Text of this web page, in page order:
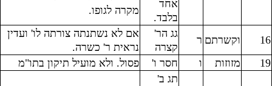
אחד
בלבד.
מקרה לגופו.
16 וקשרתם ר
גג הר'
קצרה
אם לא נשתנתה צורתה לו' ועדין
נראית ר' כשרה.
19
מזוזות ו חסר ו' פסול. ולא מועיל תיקון בתו"מ
תג ב'